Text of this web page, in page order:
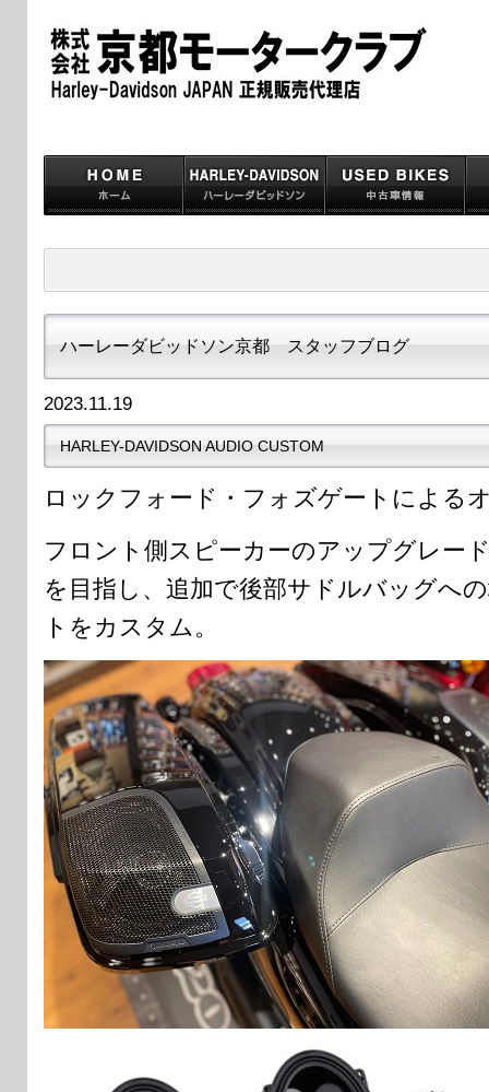
ハーレーダビッドソン京都 スタッフブログ
2023.11.19
HARLEY-DAVIDSON AUDIO CUSTOM
ロックフォード・フォズゲートによる
フロント側スピーカーのアップグレー
を目指し、追加で後部サドルバッグへ
トをカスタム。